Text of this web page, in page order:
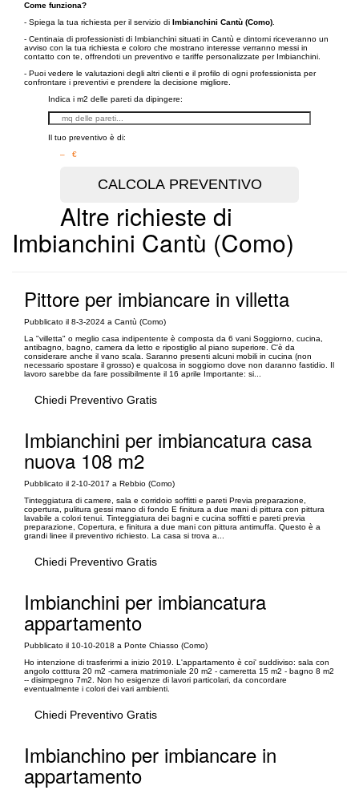
Come funziona?
- Spiega la tua richiesta per il servizio di Imbianchini Cantù (Como)
- Centinaia di professionisti di Imbianchini situati in Cantù e dintorni riceveranno un
avviso con la tua richiesta e coloro che mostrano interesse verranno messi in
contatto con te, offrendoti un preventivo e tariffe personalizzate per Imbianchini.
- Puoi vedere le valutazioni degli altri clienti e il profilo di ogni professionista per
confrontare i preventivi e prendere la decisione migliore.
Indica i m2 delle pareti da dipingere:
Il tuo preventivo è di:
– €
Altre richieste di
Imbianchini Cantù (Como)
Pittore per imbiancare in villetta
Pubblicato il 8-3-2024 a Cantù (Como)
La "villetta" o meglio casa indipentente è composta da 6 vani Soggiorno, cucina,
antibagno, bagno, camera da letto e ripostiglio al piano superiore. C'è da
considerare anche il vano scala. Saranno presenti alcuni mobili in cucina (non
necessario spostare il grosso) e qualcosa in soggiorno dove non daranno fastidio. Il
lavoro sarebbe da fare possibilmente il 16 aprile Importante: si...
Chiedi Preventivo Gratis
Imbianchini per imbiancatura casa
nuova 108 m2
Pubblicato il 2-10-2017 a Rebbio (Como)
Tinteggiatura di camere, sala e corridoio soffitti e pareti Previa preparazione,
copertura, pulitura gessi mano di fondo E finitura a due mani di pittura con pittura
lavabile a colori tenui. Tinteggiatura dei bagni e cucina soffitti e pareti previa
preparazione, Copertura, e finitura a due mani con pittura antimuffa. Questo è a
grandi linee il preventivo richiesto. La casa si trova a...
Chiedi Preventivo Gratis
Imbianchini per imbiancatura
appartamento
Pubblicato il 10-10-2018 a Ponte Chiasso (Como)
Ho intenzione di trasferirmi a inizio 2019. L'appartamento è coi' suddiviso: sala con
angolo cotttura 20 m2 -camera matrimoniale 20 m2 - cameretta 15 m2 - bagno 8 m2
-- disimpegno 7m2. Non ho esigenze di lavori particolari, da concordare
eventualmente i colori dei vari ambienti.
Chiedi Preventivo Gratis
Imbianchino per imbiancare in
appartamento